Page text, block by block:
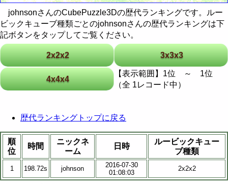
johnsonさんのCubePuzzle3Dの歴代ランキングです。ルー
ビックキューブ種類ごとのjohnsonさんの歴代ランキングは下
記ボタンをタップしてご覧ください。
2x2x2 3x3x3
4x4x4
【表示範囲】1位 ～ 1位
（全 1レコード中）
歴代ランキングトップに戻る
順
位
時間
ニックネ
ーム
日時
ルービックキュー
ブ種類
1 198.72s johnson
2016-07-30
01:08:03
2x2x2